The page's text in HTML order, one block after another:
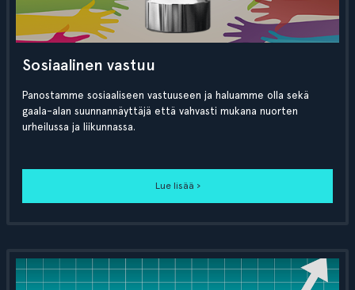
Sosiaalinen vastuu
Panostamme sosiaaliseen vastuuseen ja haluamme olla sekä
gaala-alan suunnannäyttäjä että vahvasti mukana nuorten
urheilussa ja liikunnassa.
Lue lisää ›